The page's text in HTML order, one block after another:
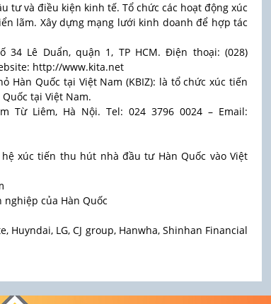
và điều kiện kinh tế. Tổ chức các hoạt động xúc
lãm. Xây dựng mạng lưới kinh doanh để hợp tác
34 Lê Duẩn, quận 1, TP HCM. Điện thoại: (028)
http://www.kita.net
Hàn Quốc tại Việt Nam (KBIZ): là tổ chức xúc tiến
tại Việt Nam.
Từ Liêm, Hà Nội. Tel: 024 3796 0024 – Email:
xúc tiến thu hút nhà đầu tư Hàn Quốc vào Việt
của Hàn Quốc
LG, CJ group, Hanwha, Shinhan Financial